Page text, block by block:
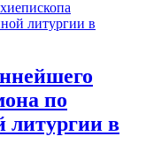
по
литургии в